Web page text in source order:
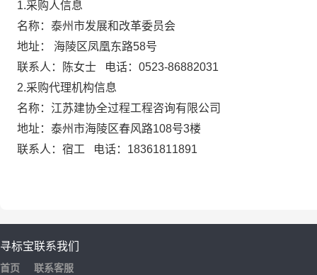
1.采购人信息
名称：泰州市发展和改革委员会
地址：
海陵区凤凰东路58号
联系人：陈女士
电话： 0523-86882031
2.采购代理机构信息
名称：江苏建协全过程工程咨询有限公司
地址：泰州市海陵区春风路108号3楼
联系人：宿工
电话： 18361811891
寻标宝
首页
联系我们
联系客服